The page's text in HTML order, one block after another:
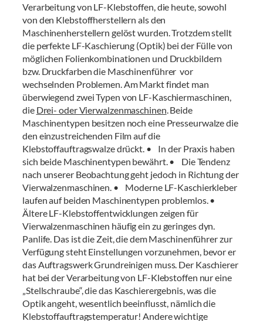
Verarbeitung von LF-Klebstoffen, die heute, sowohl
von den Klebstoffherstellern als den
Maschinenherstellern gelöst wurden. Trotzdem stellt
die perfekte LF-Kaschierung (Optik) bei der Fülle von
möglichen Folienkombinationen und Druckbildern
bzw. Druckfarben die Maschinenführer vor
wechselnden Problemen. Am Markt findet man
überwiegend zwei Typen von LF-Kaschiermaschinen,
die Drei- oder Vierwalzenmaschinen. Beide
Maschinentypen besitzen noch eine Presseurwalze die
den einzustreichenden Film auf die
Klebstoffauftragswalze drückt. • In der Praxis haben
sich beide Maschinentypen bewährt. • Die Tendenz
nach unserer Beobachtung geht jedoch in Richtung der
Vierwalzenmaschinen. • Moderne LF-Kaschierkleber
laufen auf beiden Maschinentypen problemlos. •
Ältere LF-Klebstoffentwicklungen zeigen für
Vierwalzenmaschinen häufig ein zu geringes dyn.
Panlife. Das ist die Zeit, die dem Maschinenführer zur
Verfügung steht Einstellungen vorzunehmen, bevor er
das Auftragswerk Grundreinigen muss. Der Kaschierer
hat bei der Verarbeitung von LF-Klebstoffen nur eine
„Stellschraube“, die das Kaschierergebnis, was die
Optik angeht, wesentlich beeinflusst, nämlich die
Klebstoffauftragstemperatur! Andere wichtige